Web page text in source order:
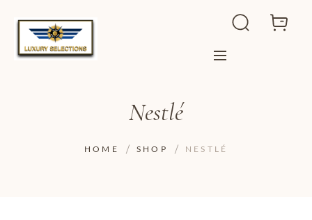
Nestlé
HOME SHOP NESTLÉ